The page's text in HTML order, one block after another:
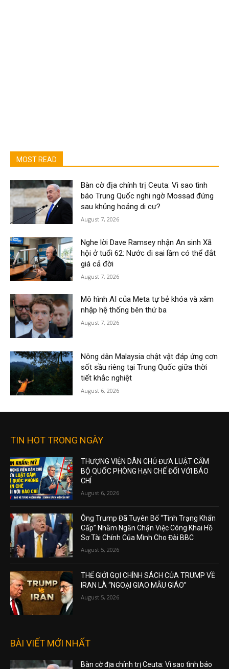
MOST READ
Bàn cờ địa chính trị Ceuta: Vì sao tình
báo Trung Quốc nghi ngờ Mossad đứng
sau khủng hoảng di cư?
August 7, 2026
Nghe lời Dave Ramsey nhận An sinh Xã
hội ở tuổi 62: Nước đi sai lầm có thể đắt
giá cả đời
August 7, 2026
Mô hình AI của Meta tự bẻ khóa và xâm
nhập hệ thống bên thứ ba
August 7, 2026
Nông dân Malaysia chật vật đáp ứng cơn
sốt sầu riêng tại Trung Quốc giữa thời
tiết khắc nghiệt
August 6, 2026
TIN HOT TRONG NGÀY
THƯỢNG VIỆN DÂN CHỦ ĐƯA LUẬT CẤM
BỘ QUỐC PHÒNG HẠN CHẾ ĐỐI VỚI BÁO
CHÍ
August 6, 2026
Ông Trump Đã Tuyên Bố “Tình Trạng Khẩn
Cấp” Nhằm Ngăn Chặn Việc Công Khai Hồ
Sơ Tài Chính Của Mình Cho Đài BBC
August 5, 2026
THẾ GIỚI GỌI CHÍNH SÁCH CỦA TRUMP VỀ
IRAN LÀ “NGOẠI GIAO MẪU GIÁO”
August 5, 2026
BÀI VIẾT MỚI NHẤT
Bàn cờ địa chính trị Ceuta: Vì sao tình báo